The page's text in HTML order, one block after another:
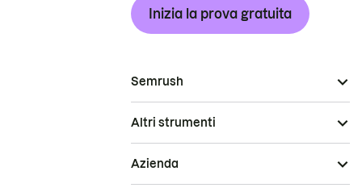
Inizia la prova gratuita
Semrush
Altri strumenti
Azienda